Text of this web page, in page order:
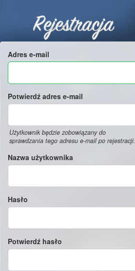
Rejestracja
Adres e-mail
Potwierdź adres e-mail
Użytkownik będzie zobowiązany do
sprawdzania tego adresu e-mail po rejestracji.
Nazwa użytkownika
Hasło
Potwierdź hasło